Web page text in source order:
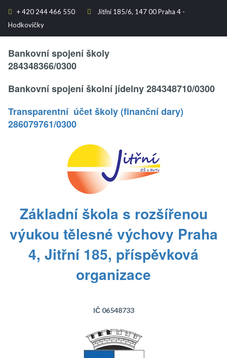
 +420 244 466 550 
Jitřní 185/6, 147 00 Praha 4 -
Hodkovičky
Bankovní spojení školy
284348366/0300
Bankovní spojení školní jídelny 284348710/0300
Transparentní účet školy (finanční dary)
286079761/0300
Základní škola s rozšířenou
výukou tělesné výchovy Praha
4, Jitřní 185, příspěvková
organizace
IČ 06548733